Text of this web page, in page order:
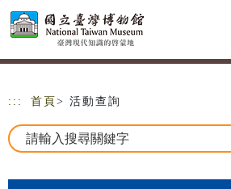
跳到主要內容
網站導覽
::: 首頁 > 活動查詢